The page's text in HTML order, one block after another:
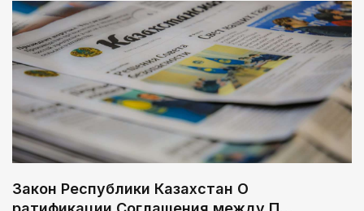
Закон Республики Казахстан О